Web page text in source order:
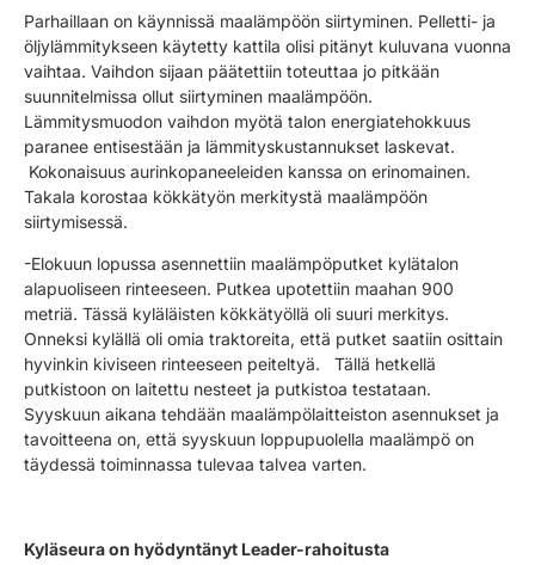
Parhaillaan on käynnissä maalämpöön siirtyminen. Pelletti- ja
öljylämmitykseen käytetty kattila olisi pitänyt kuluvana vuonna
vaihtaa. Vaihdon sijaan päätettiin toteuttaa jo pitkään
suunnitelmissa ollut siirtyminen maalämpöön.
Lämmitysmuodon vaihdon myötä talon energiatehokkuus
paranee entisestään ja lämmityskustannukset laskevat.
Kokonaisuus aurinkopaneeleiden kanssa on erinomainen.
Takala korostaa kökkätyön merkitystä maalämpöön
siirtymisessä.
-Elokuun lopussa asennettiin maalämpöputket kylätalon
alapuoliseen rinteeseen. Putkea upotettiin maahan 900
metriä. Tässä kyläläisten kökkätyöllä oli suuri merkitys.
Onneksi kylällä oli omia traktoreita, että putket saatiin osittain
hyvinkin kiviseen rinteeseen peiteltyä. Tällä hetkellä
putkistoon on laitettu nesteet ja putkistoa testataan.
Syyskuun aikana tehdään maalämpölaitteiston asennukset ja
tavoitteena on, että syyskuun loppupuolella maalämpö on
täydessä toiminnassa tulevaa talvea varten.
Kyläseura on hyödyntänyt Leader-rahoitusta